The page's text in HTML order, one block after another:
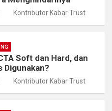
Kontributor Kabar Trust
Soft dan Hard, dan
Digunakan?
Kontributor Kabar Trust